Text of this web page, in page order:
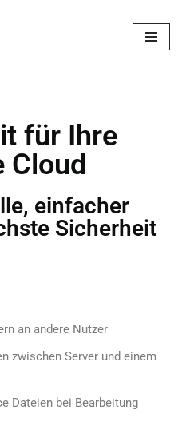
für Ihre
Cloud
einfacher
Sicherheit
an andere Nutzer
zwischen Server und einem
Dateien bei Bearbeitung